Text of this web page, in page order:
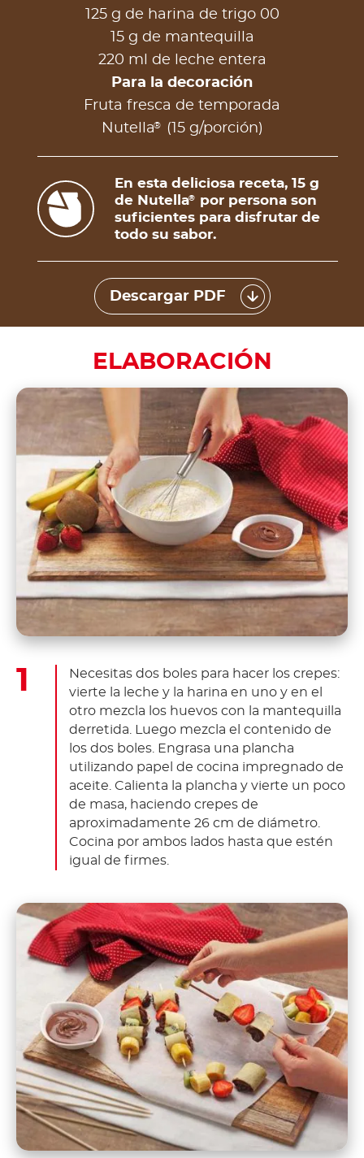
125 g de harina de trigo 00
15 g de mantequilla
220 ml de leche entera
Para la decoración
Fruta fresca de temporada
Nutella® (15 g/porción)
En esta deliciosa receta, 15 g
de Nutella®
por persona son
suficientes para disfrutar de
todo su sabor.
Descargar PDF
ELABORACIÓN
Necesitas dos boles para hacer los crepes:
vierte la leche y la harina en uno y en el
otro mezcla los huevos con la mantequilla
derretida. Luego mezcla el contenido de
los dos boles. Engrasa una plancha
utilizando papel de cocina impregnado de
aceite. Calienta la plancha y vierte un poco
de masa, haciendo crepes de
aproximadamente 26 cm de diámetro.
Cocina por ambos lados hasta que estén
igual de firmes.